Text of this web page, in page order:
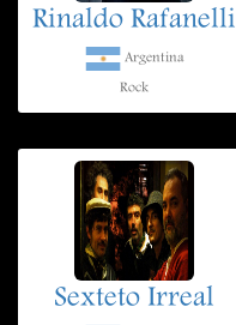
Rinaldo Rafanelli
Argentina
Rock
Sexteto Irreal